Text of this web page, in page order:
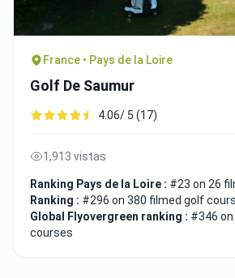
France • Pays de la Loire
Golf De Saumur
4.06/ 5 (17)
1,913 vistas
Ranking Pays de la Loire : #23 on 26
Ranking : #296 on 380 filmed golf
Global Flyovergreen ranking : #346
courses